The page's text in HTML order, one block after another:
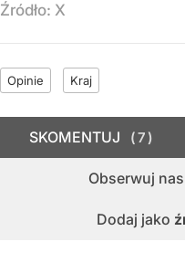
Źródło: X
Opinie Kraj
Obserwuj nas
Dodaj jako
SKOMENTUJ 7